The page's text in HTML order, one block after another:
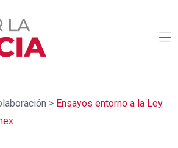
> Ensayos entorno a la Ley